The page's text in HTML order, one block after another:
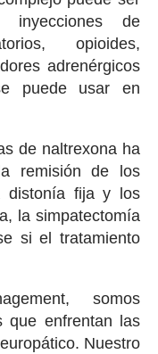
inyecciones de
opioides,
adrenérgicos
puede usar en
de naltrexona ha
remisión de los
distonía fija y los
la simpatectomía
si el tratamiento
somos
que enfrentan las
Nuestro